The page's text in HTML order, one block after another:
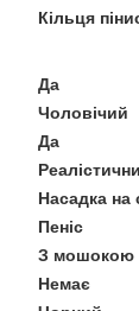
Кільця
Да
Чоловічий
Да
Насадка на
Пеніс
З мошокою
Немає